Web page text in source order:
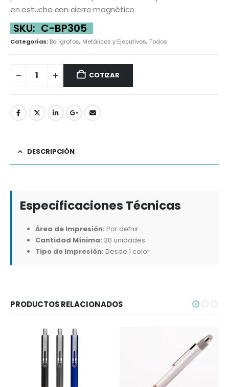
en estuche con cierre magnético.
SKU: C-BP305
Categorías: Bolígrafos, Metálicos y Ejecutivos,Todos
COTIZAR
DESCRIPCIÓN
Especificaciones Técnicas
Área de Impresión: Por defnir.
Cantidad Mínima: 30 unidades.
Tipo de Impresión: Desde 1 color
PRODUCTOS RELACIONADOS